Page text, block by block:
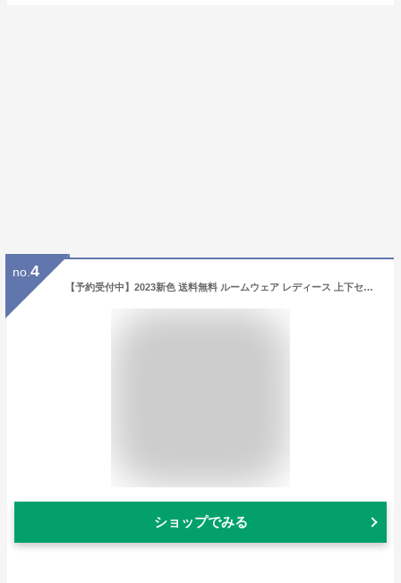
no. 4
【予約受付中】2023新色 送料無料 ルームウェア レディース 上下セット もこもこ 冬 パジャマ かぶり 着る毛布 長袖 温かい あったかい 部屋着 かわいい 軽い 大きいサイズ ふわふわ 極暖 ギフト プレゼント クリスマス ゆったり 裏起毛 丈長め フリース dw014 ws
ショップでみる